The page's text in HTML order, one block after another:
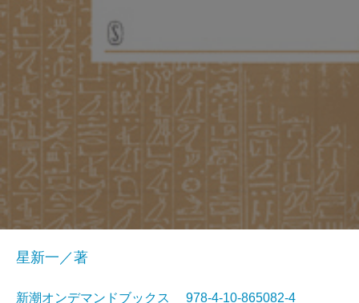
星新一／著
新潮オンデマンドブックス 978-4-10-865082-4